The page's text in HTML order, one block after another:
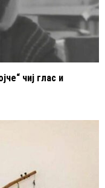
чиј глас и